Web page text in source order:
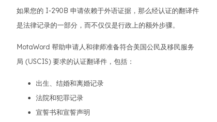
如果您的 I-290B 申请依赖于外语证据，那么经认证的翻译件
是法律记录的一部分，而不仅仅是行政上的额外步骤。
MotaWord 帮助申请人和律师准备符合美国公民及移民服务
局 (USCIS) 要求的认证翻译件，包括：
出生、结婚和离婚记录
法院和犯罪记录
宣誓书和宣誓声明